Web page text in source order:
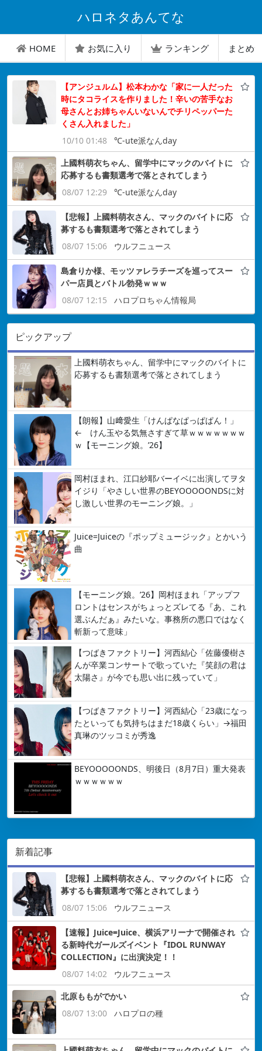
ハロネタあんてな
HOME お気に入り ランキング まとめ
【アンジュルム】松本わかな「家に一人だった
時にタコライスを作りました！辛いの苦手なお
母さんとお姉ちゃんいないんでチリペッパーた
くさん入れました」
10/10 01:48
℃-ute派なんday
上國料萌衣ちゃん、留学中にマックのバイトに
応募するも書類選考で落とされてしまう
08/07 12:29
℃-ute派なんday
【悲報】上國料萌衣さん、マックのバイトに応
募するも書類選考で落とされてしまう
08/07 15:06
ウルフニュース
島倉りか様、モッツァレラチーズを巡ってスー
パー店員とバトル勃発ｗｗｗ
08/07 12:15
ハロプロちゃん情報局
ピックアップ
上國料萌衣ちゃん、留学中にマックのバイトに
応募するも書類選考で落とされてしまう
【朗報】山﨑愛生「けんぱなぱっぱぱん！」
← けん玉やる気無さすぎて草ｗｗｗｗｗｗｗ
ｗ【モーニング娘。’26】
岡村ほまれ、江口紗耶バーイベに出演してヲタ
イジり「やさしい世界のBEYOOOOONDSに対
し激しい世界のモーニング娘。」
Juice=Juiceの『ポップミュージック』とかいう
曲
【モーニング娘。’26】岡村ほまれ「アップフ
ロントはセンスがちょっとズレてる『あ、これ
選ぶんだぁ』みたいな。事務所の悪口ではなく
斬新って意味」
【つばきファクトリー】河西結心「佐藤優樹さ
んが卒業コンサートで歌っていた『笑顔の君は
太陽さ』が今でも思い出に残っていて」
【つばきファクトリー】河西結心「23歳になっ
たといっても気持ちはまだ18歳くらい」→福田
真琳のツッコミが秀逸
BEYOOOOONDS、明後日（8月7日）重大発表
ｗｗｗｗｗｗ
新着記事
【悲報】上國料萌衣さん、マックのバイトに応
募するも書類選考で落とされてしまう
08/07 15:06
ウルフニュース
【速報】Juice=Juice、横浜アリーナで開催され
る新時代ガールズイベント『IDOL RUNWAY
COLLECTION』に出演決定！！
08/07 14:02
ウルフニュース
北原ももがでかい
08/07 13:00
ハロプロの種